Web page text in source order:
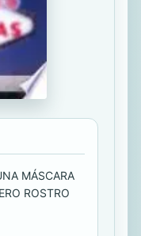
MÁSCARA
ROSTRO